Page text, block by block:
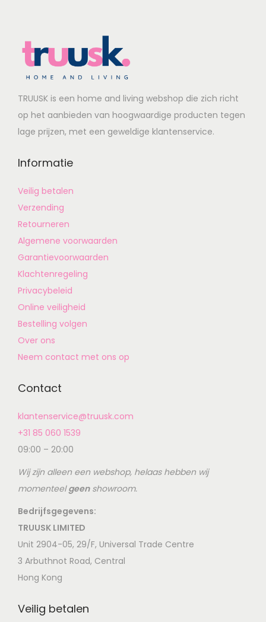
TRUUSK is een home and living webshop die zich richt
op het aanbieden van hoogwaardige producten tegen
lage prijzen, met een geweldige klantenservice.
Informatie
Veilig betalen
Verzending
Retourneren
Algemene voorwaarden
Garantievoorwaarden
Klachtenregeling
Privacybeleid
Online veiligheid
Bestelling volgen
Over ons
Neem contact met ons op
Contact
klantenservice@truusk.com
+31 85 060 1539
09:00 – 20:00
Wij zijn alleen een webshop, helaas hebben wij
momenteelgeenshowroom.
Bedrijfsgegevens:
TRUUSK LIMITED
Unit 2904-05, 29/F, Universal Trade Centre
3 Arbuthnot Road, Central
Hong Kong
Veilig betalen